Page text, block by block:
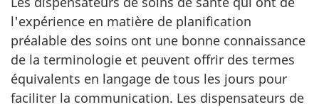
l'expérience en matière de planification
préalable des soins ont une bonne connaissance
de la terminologie et peuvent offrir des termes
équivalents en langage de tous les jours pour
faciliter la communication. Les dispensateurs de